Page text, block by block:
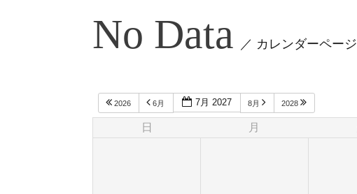
No Data ／ カレンダーページ
2026 6月 7月 2027 8月 2028
日 月